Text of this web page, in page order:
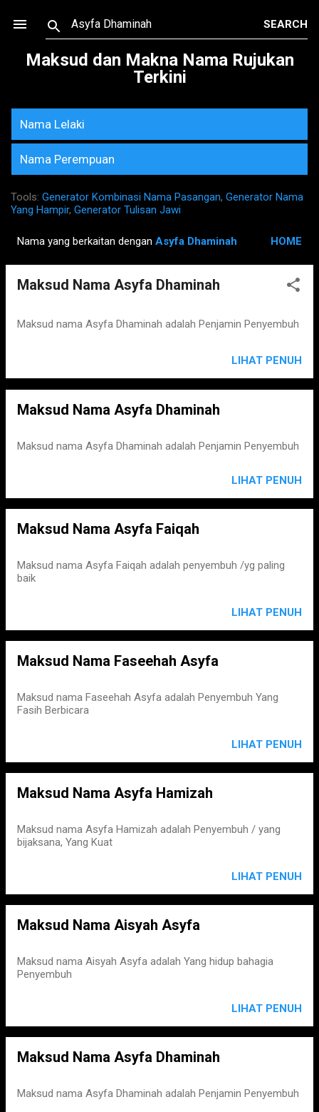
Skip to main content
Maksud dan Makna Nama Rujukan
Terkini
Nama Lelaki
Nama Perempuan
Tools: Generator Kombinasi Nama Pasangan, Generator Nama
Yang Hampir, Generator Tulisan Jawi
o
Nama yang berkaitan dengan Asyfa Dhaminah HOME
Maksud Nama Asyfa Dhaminah
Maksud nama Asyfa Dhaminah adalah Penjamin Penyembuh
LIHAT PENUH
Maksud Nama Asyfa Dhaminah
Maksud nama Asyfa Dhaminah adalah Penjamin Penyembuh
LIHAT PENUH
Maksud Nama Asyfa Faiqah
Maksud nama Asyfa Faiqah adalah penyembuh /yg paling
baik
LIHAT PENUH
Maksud Nama Faseehah Asyfa
Maksud nama Faseehah Asyfa adalah Penyembuh Yang
Fasih Berbicara
LIHAT PENUH
Maksud Nama Asyfa Hamizah
Maksud nama Asyfa Hamizah adalah Penyembuh / yang
bijaksana, Yang Kuat
LIHAT PENUH
Maksud Nama Aisyah Asyfa
Maksud nama Aisyah Asyfa adalah Yang hidup bahagia
Penyembuh
LIHAT PENUH
Maksud Nama Asyfa Dhaminah
Maksud nama Asyfa Dhaminah adalah Penjamin Penyembuh